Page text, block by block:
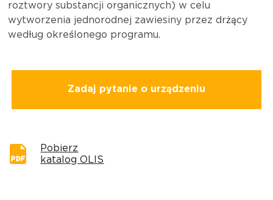
roztwory substancji organicznych) w celu
wytworzenia jednorodnej zawiesiny przez drżący
według określonego programu.
Zadaj pytanie o urządzeniu
Pobierz
katalog OLIS